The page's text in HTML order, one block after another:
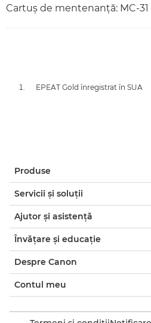
Cartuş de mentenanţă: MC-31
EPEAT Gold înregistrat în SUA
Produse
Servicii şi soluţii
Ajutor şi asistenţă
Învăţare şi educaţie
Despre Canon
Contul meu